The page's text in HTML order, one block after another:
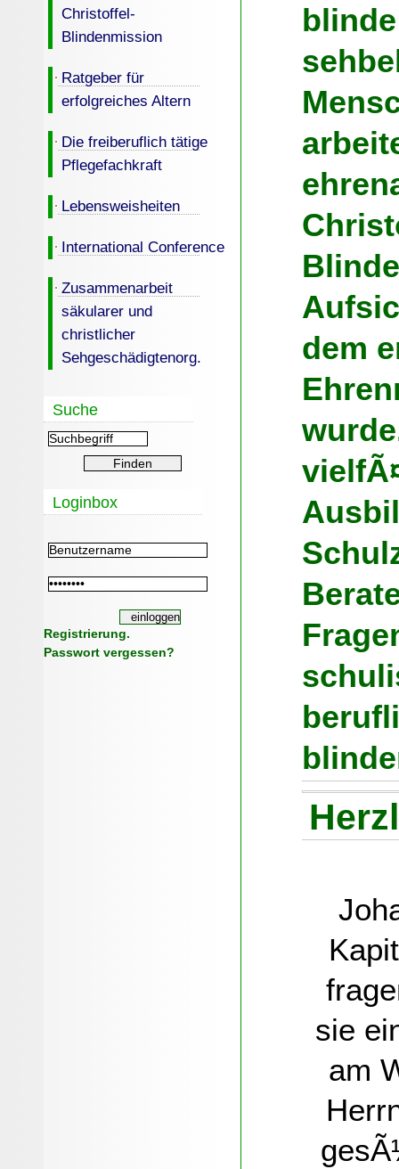
Christoffel-
Blindenmission
Ratgeber für
erfolgreiches Altern
Die freiberuflich tätige
Pflegefachkraft
Lebensweisheiten
International Conference
Zusammenarbeit
säkularer und
christlicher
Sehgeschädigtenorg.
Suche
Loginbox
Registrierung.
Passwort vergessen?
dem
sie
am